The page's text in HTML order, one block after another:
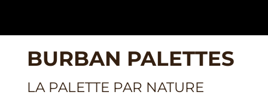
BURBAN PALETTES
LA PALETTE PAR NATURE